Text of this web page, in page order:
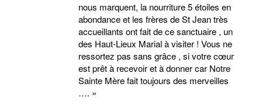
nous marquent, la nourriture 5 étoiles en
abondance et les frères de St Jean très
accueillants ont fait de ce sanctuaire , un
des Haut-Lieux Marial à visiter ! Vous ne
ressortez pas sans grâce , si votre cœur
est prêt à recevoir et à donner car Notre
Sainte Mère fait toujours des merveilles
…. »